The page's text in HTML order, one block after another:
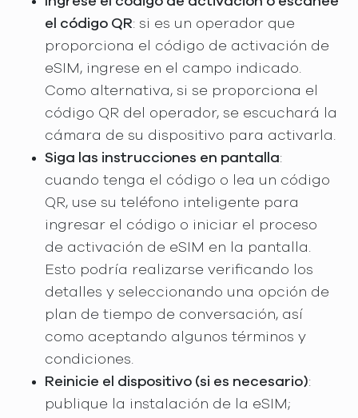
el código QR: si es un operador que
proporciona el código de activación de
eSIM, ingrese en el campo indicado.
Como alternativa, si se proporciona el
código QR del operador, se escuchará la
cámara de su dispositivo para activarla.
Siga las instrucciones en pantalla:
cuando tenga el código o lea un código
QR, use su teléfono inteligente para
ingresar el código o iniciar el proceso
de activación de eSIM en la pantalla.
Esto podría realizarse verificando los
detalles y seleccionando una opción de
plan de tiempo de conversación, así
como aceptando algunos términos y
condiciones.
Reinicie el dispositivo (si es necesario):
publique la instalación de la eSIM;